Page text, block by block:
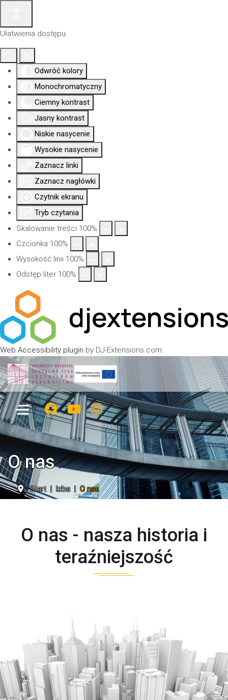
Ułatwienia dostępu
Odwróć kolory
Monochromatyczny
Ciemny kontrast
Jasny kontrast
Niskie nasycenie
Wysokie nasycenie
Zaznacz linki
Zaznacz nagłówki
Czytnik ekranu
Tryb czytania
Skalowanie treści 100%
Czcionka 100%
Wysokość linii 100%
Odstęp liter 100%
Web Accessibility plugin by DJ-Extensions.com
Izba
Aktualności
siedziba
O nas
Start Izba O nas
O nas - nasza historia i
teraźniejszość